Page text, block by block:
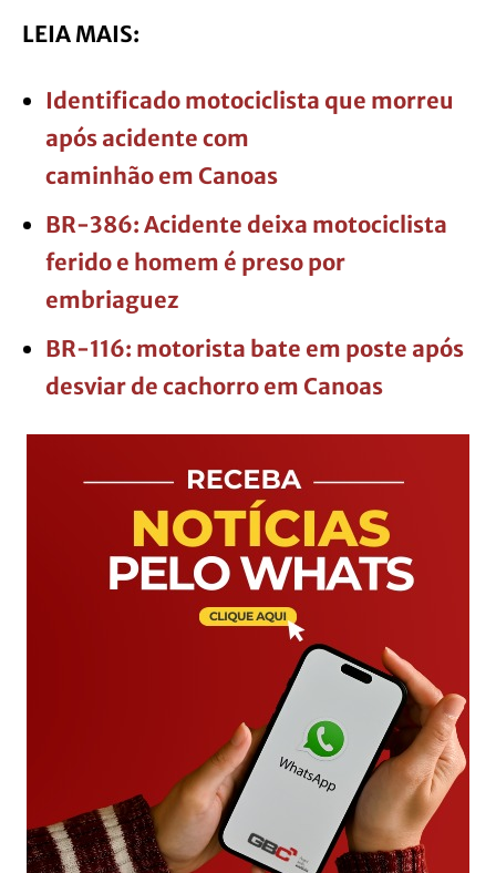
LEIA MAIS:
Identificado motociclista que morreu
após acidente com
caminhão em Canoas
BR-386: Acidente deixa motociclista
ferido e homem é preso por
embriaguez
BR-116: motorista bate em poste após
desviar de cachorro em Canoas